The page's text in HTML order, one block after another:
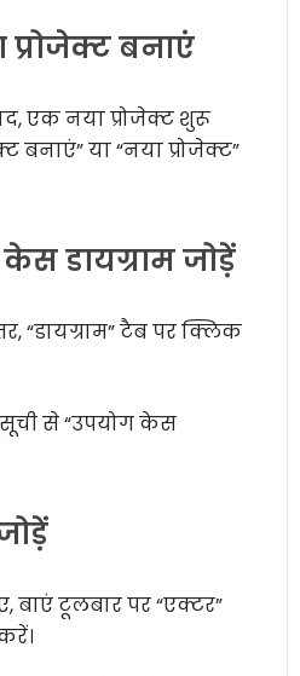
बनाएं
एक नया प्रोजेक्ट शुरू
बनाएं” या “नया प्रोजेक्ट”
डायग्राम जोड़ें
“डायग्राम” टैब पर क्लिक
सूची से “उपयोग केस
बाएं टूलबार पर “एक्टर”